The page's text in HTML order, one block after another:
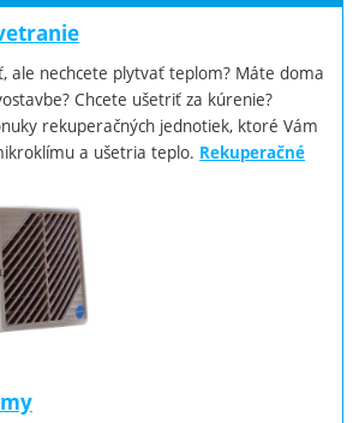
ale nechcete plytvať teplom? Máte doma
Chcete ušetriť za kúrenie?
rekuperačných jednotiek, ktoré Vám
a ušetria teplo. Rekuperačné